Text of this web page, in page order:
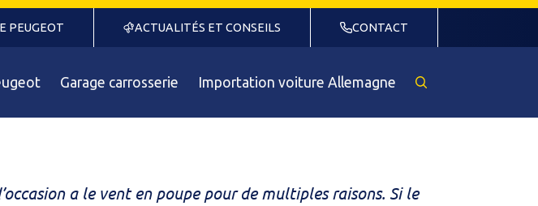
PEUGEOT ACTUALITÉS ET CONSEILS CONTACT
Garage carrosserie Importation voiture Allemagne
Rechercher
a le vent en poupe pour de multiples raisons. Si le